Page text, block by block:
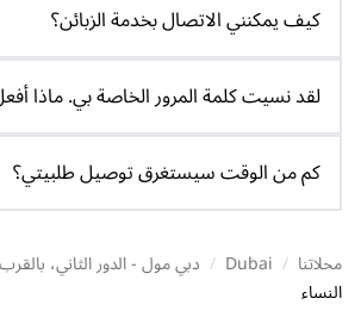
كيف يمكنني الاتصال بخدمة الزبائن؟
لقد نسيت كلمة المرور الخاصة بي. ماذا
كم من الوقت سيستغرق توصيل طلبيتي؟
محلاتنا /
Dubai
/ دبي مول - الدور الثاني،
النساء